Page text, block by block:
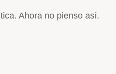
Ahora no pienso así.